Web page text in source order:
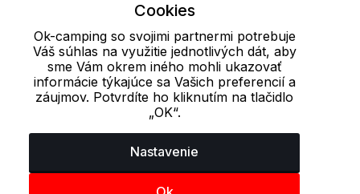
Telefón:
Offline
+421 277 270 091
Cookie - podrobné nastavenie| Ďalšie informácie
osobných údajov
Cookies
Ok-camping so svojimi partnermi potrebuje
Váš súhlas na využitie jednotlivých dát, aby
sme Vám okrem iného mohli ukazovať
informácie týkajúce sa Vašich preferencií a
záujmov. Potvrdíte ho kliknutím na tlačidlo
„OK“.
Nastavenie